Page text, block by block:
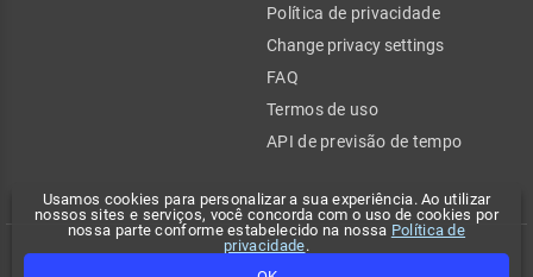
Usamos cookies para personalizar a sua experiência. Ao utilizar
nossos sites e serviços, você concorda com o uso de cookies por
nossa parte conforme estabelecido na nossa Política de
privacidade.
Política de privacidade
Change privacy settings
FAQ
Termos de uso
API de previsão de tempo
Copyright 2026 - Climatempo. Todos os direitos reservados.